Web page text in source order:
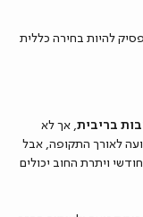
להיות בחירה כללית
בריבית, אך לא
לאורך התקופה, אבל
ויתרת החוב יכולים